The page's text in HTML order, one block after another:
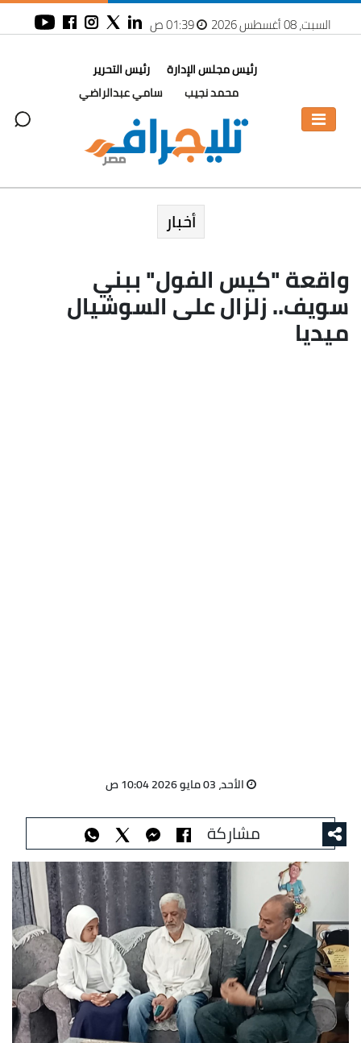
السبت، 08 أغسطس 2026 01:39 ص
رئيس مجلس الإدارة
محمد نجيب
رئيس التحرير
سامي عبدالراضي
أخبار
واقعة "كيس الفول" ببني
سويف.. زلزال على السوشيال
ميديا
الأحد، 03 مايو 2026 10:04 ص
مشاركة